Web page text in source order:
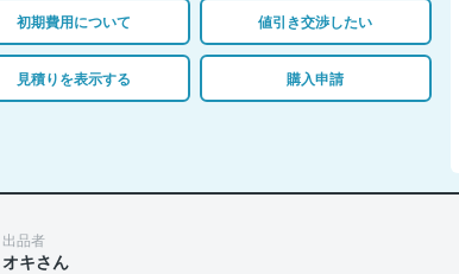
初期費用について 値引き交渉したい
見積りを表示する 購入申請
出品者
オキさん